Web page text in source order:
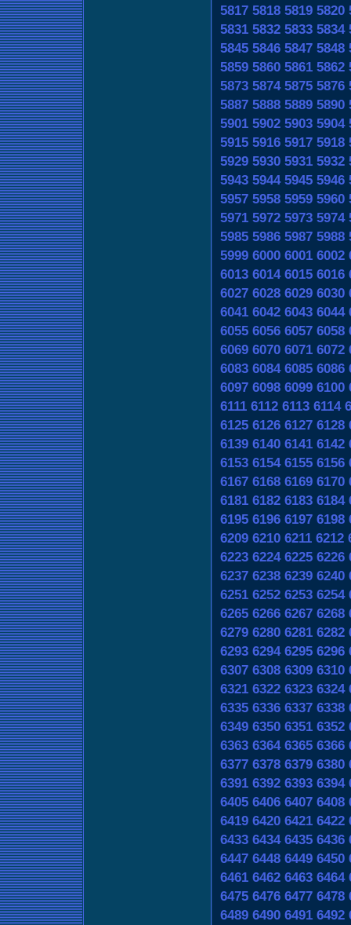
5817 5818 5819 5820
5831 5832 5833 5834
5845 5846 5847 5848
5859 5860 5861 5862
5873 5874 5875 5876
5887 5888 5889 5890
5901 5902 5903 5904
5915 5916 5917 5918
5929 5930 5931 5932
5943 5944 5945 5946
5957 5958 5959 5960
5971 5972 5973 5974
5985 5986 5987 5988
5999 6000 6001 6002
6013 6014 6015 6016
6027 6028 6029 6030
6041 6042 6043 6044
6055 6056 6057 6058
6069 6070 6071 6072
6083 6084 6085 6086
6097 6098 6099 6100
6111 6112 6113 6114
6125 6126 6127 6128
6139 6140 6141 6142
6153 6154 6155 6156
6167 6168 6169 6170
6181 6182 6183 6184
6195 6196 6197 6198
6209 6210 6211 6212
6223 6224 6225 6226
6237 6238 6239 6240
6251 6252 6253 6254
6265 6266 6267 6268
6279 6280 6281 6282
6293 6294 6295 6296
6307 6308 6309 6310
6321 6322 6323 6324
6335 6336 6337 6338
6349 6350 6351 6352
6363 6364 6365 6366
6377 6378 6379 6380
6391 6392 6393 6394
6405 6406 6407 6408
6419 6420 6421 6422
6433 6434 6435 6436
6447 6448 6449 6450
6461 6462 6463 6464
6475 6476 6477 6478
6489 6490 6491 6492